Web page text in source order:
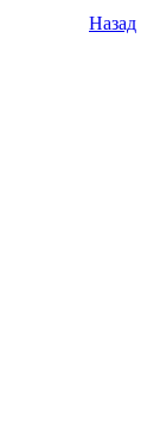
Назад